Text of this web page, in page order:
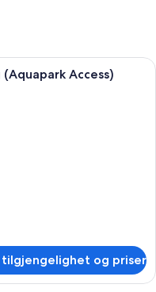
på rommet, barnesenger
Access)
tilgjengelighet og priser